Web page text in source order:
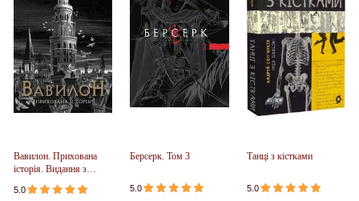
Вавилон. Прихована
історія. Видання з
ілюстрованим зрізом
(у)
5.0
Берсерк. Том 3
5.0
Танці з кістками
5.0